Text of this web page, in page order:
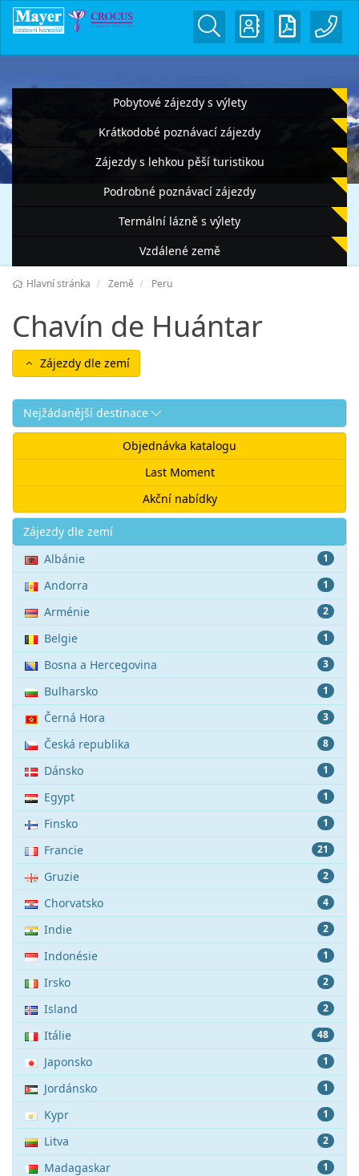
Pobytové zájezdy s výlety
Krátkodobé poznávací zájezdy
Zájezdy s lehkou pěší turistikou
Podrobné poznávací zájezdy
Termální lázně s výlety
Vzdálené země
Hlavní stránka Země Peru
Chavín de Huántar
Zájezdy dle zemí
Nejžádanější destinace
Objednávka katalogu
Last Moment
Akční nabídky
Akce
Zájezdy dle zemí
1
Albánie
1
Andorra
2
Arménie
1
Belgie
3
Bosna a Hercegovina
1
Bulharsko
3
Černá Hora
8
Česká republika
1
Dánsko
1
Egypt
1
Finsko
21
Francie
2
Gruzie
4
Chorvatsko
2
Indie
1
Indonésie
2
Irsko
2
Island
48
Itálie
1
Japonsko
1
Jordánsko
1
Kypr
2
Litva
1
Madagaskar